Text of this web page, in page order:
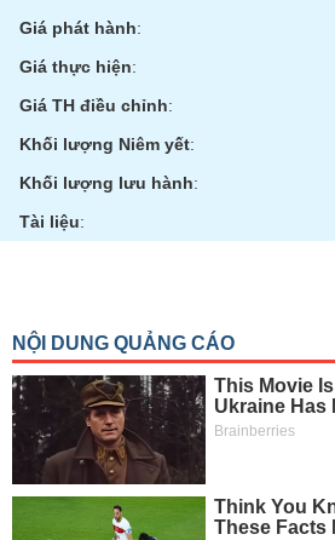
Giá phát hành:
Giá thực hiện:
Giá TH điều chỉnh:
Khối lượng Niêm yết:
Khối lượng lưu hành:
Tài liệu: